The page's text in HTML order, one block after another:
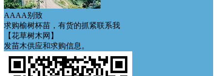
AAAA别致
求购榆树杯苗，有货的抓紧联系我
【花草树木网】
发苗木供应和求购信息。